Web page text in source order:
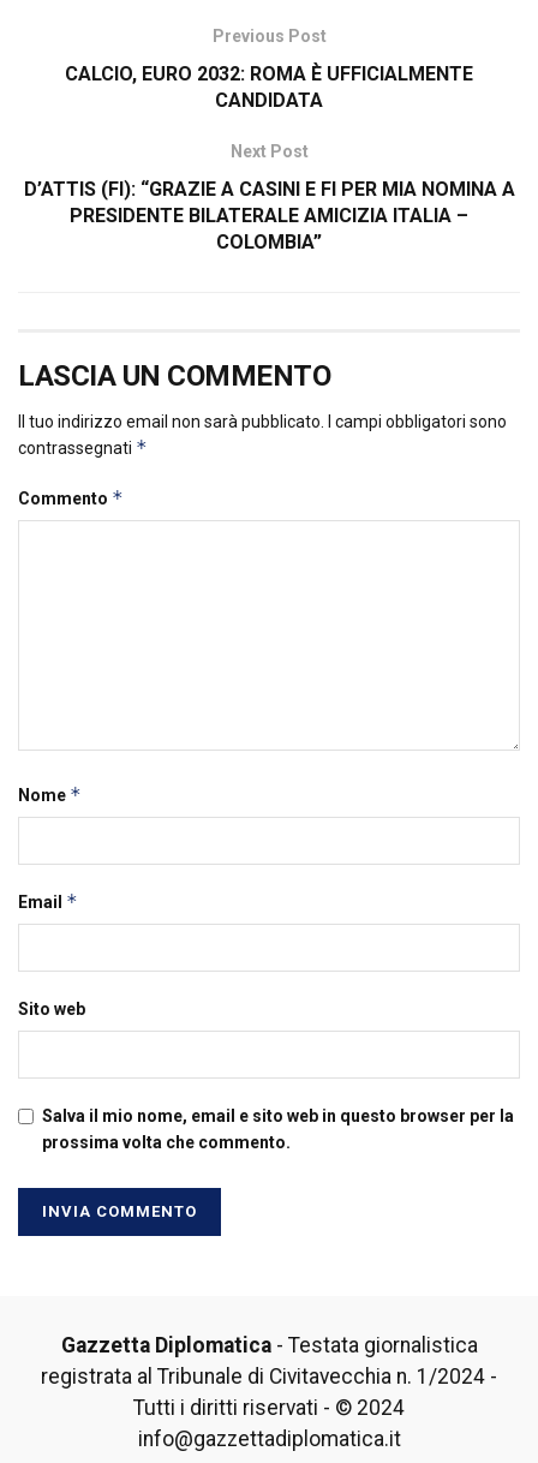
Previous Post
CALCIO, EURO 2032: ROMA È UFFICIALMENTE
CANDIDATA
Next Post
D’ATTIS (FI): “GRAZIE A CASINI E FI PER MIA NOMINA A
PRESIDENTE BILATERALE AMICIZIA ITALIA –
COLOMBIA”
LASCIA UN COMMENTO
Il tuo indirizzo email non sarà pubblicato.
I campi obbligatori sono
contrassegnati *
Commento *
Nome *
Email *
Sito web
Salva il mio nome, email e sito web in questo browser per la
prossima volta che commento.
Gazzetta Diplomatica- Testata giornalistica
registrata al Tribunale di Civitavecchia n. 1/2024 -
Tutti i diritti riservati - © 2024
info@gazzettadiplomatica.it